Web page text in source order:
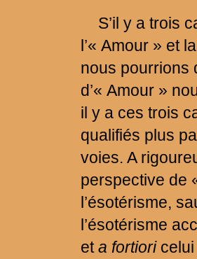
S’il y a trois
l’« Amour » et
nous pourrions
d’« Amour »
il y a ces trois
qualifiés plus
voies. A
perspective de
l’ésotérisme,
l’ésotérisme
eta fortioricelui